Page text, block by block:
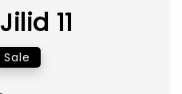
11
Sale